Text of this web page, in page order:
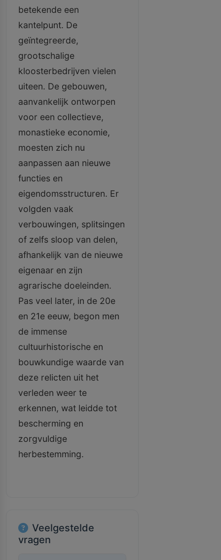
betekende een
kantelpunt. De
geïntegreerde,
grootschalige
kloosterbedrijven vielen
uiteen. De gebouwen,
aanvankelijk ontworpen
voor een collectieve,
monastieke economie,
moesten zich nu
aanpassen aan nieuwe
functies en
eigendomsstructuren. Er
volgden vaak
verbouwingen, splitsingen
of zelfs sloop van delen,
afhankelijk van de nieuwe
eigenaar en zijn
agrarische doeleinden.
Pas veel later, in de 20e
en 21e eeuw, begon men
de immense
cultuurhistorische en
bouwkundige waarde van
deze relicten uit het
verleden weer te
erkennen, wat leidde tot
bescherming en
zorgvuldige
herbestemming.
Veelgestelde
vragen